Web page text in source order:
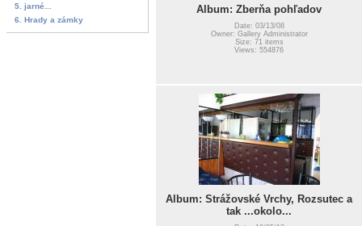
5. jarné...
6. Hrady a zámky
Album: Zberňa pohľadov
Date: 03/13/08
Owner: Gallery Administrator
Size: 71 items
Views: 554876
Album: Strážovské Vrchy, Rozsutec a
tak ...okolo...